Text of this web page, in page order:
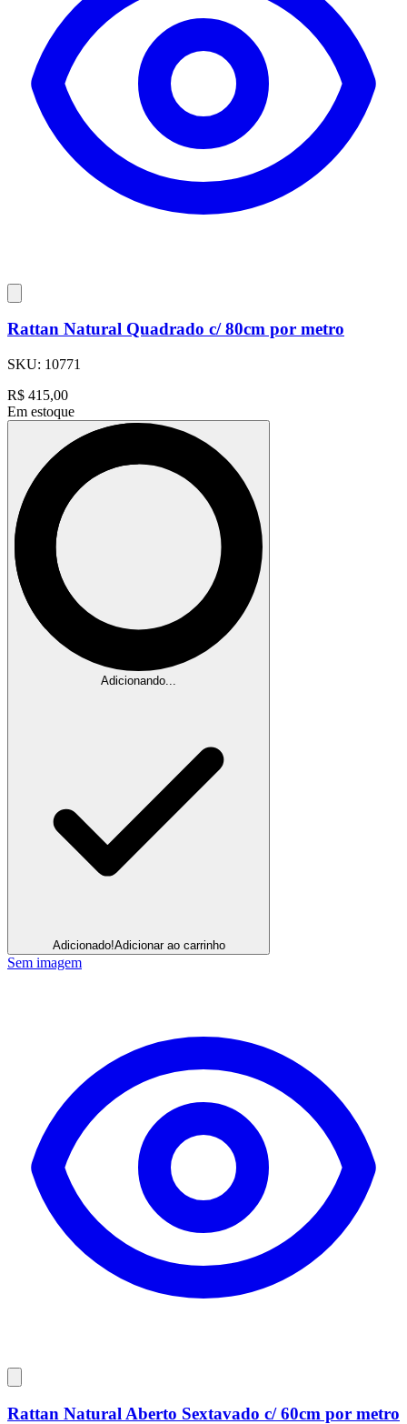
Rattan Natural Quadrado c/ 80cm por metro
SKU: 10771
R$ 415,00
Em estoque
Adicionando...
Adicionado!Adicionar ao carrinho
Sem imagem
Rattan Natural Aberto Sextavado c/ 60cm por metro